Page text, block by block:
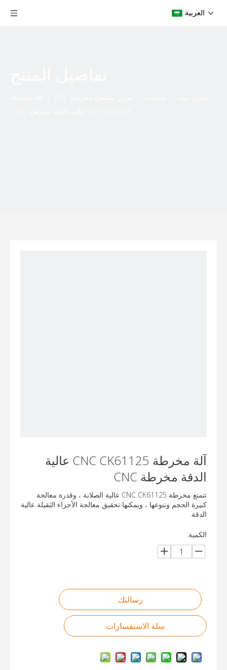
العربية
آلة مخرطة CNC CK61125 عالية
الدقة مخرطة CNC
تتمتع مخرطة CNC CK61125 عالية الصلابة ، وقدرة معالجة
كبيرة الحجم وتنوعها ، ويمكنها تحقيق معالجة الأجزاء الثقيلة عالية
الدقة.
الكمية:
رسالتك
سلة الاستفسارات